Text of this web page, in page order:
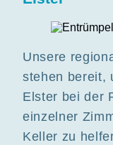
Unsere
stehen bereit,
Elster bei der
einzelner
Keller zu